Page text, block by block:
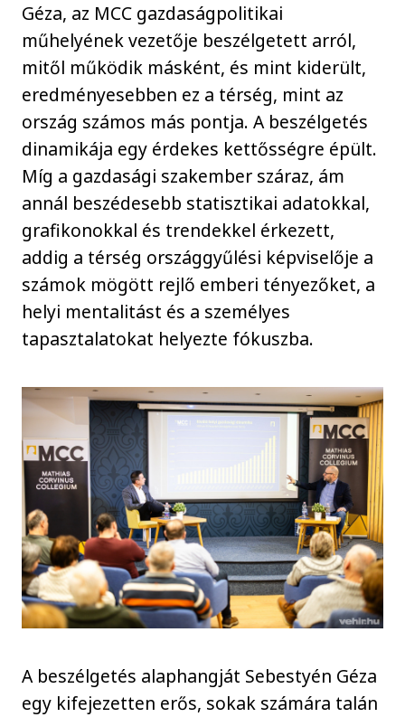
Géza, az MCC gazdaságpolitikai
műhelyének vezetője beszélgetett arról,
mitől működik másként, és mint kiderült,
eredményesebben ez a térség, mint az
ország számos más pontja. A beszélgetés
dinamikája egy érdekes kettősségre épült.
Míg a gazdasági szakember száraz, ám
annál beszédesebb statisztikai adatokkal,
grafikonokkal és trendekkel érkezett,
addig a térség országgyűlési képviselője a
számok mögött rejlő emberi tényezőket, a
helyi mentalitást és a személyes
tapasztalatokat helyezte fókuszba.
A beszélgetés alaphangját Sebestyén Géza
egy kifejezetten erős, sokak számára talán